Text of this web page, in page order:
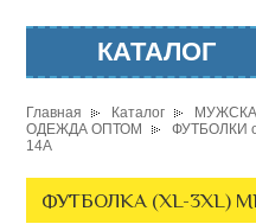
КАТАЛОГ
Главная Каталог
ОДЕЖДА ОПТОМ
ФУТБОЛКИ
14A
ФУТБОЛКА (XL-3XL)